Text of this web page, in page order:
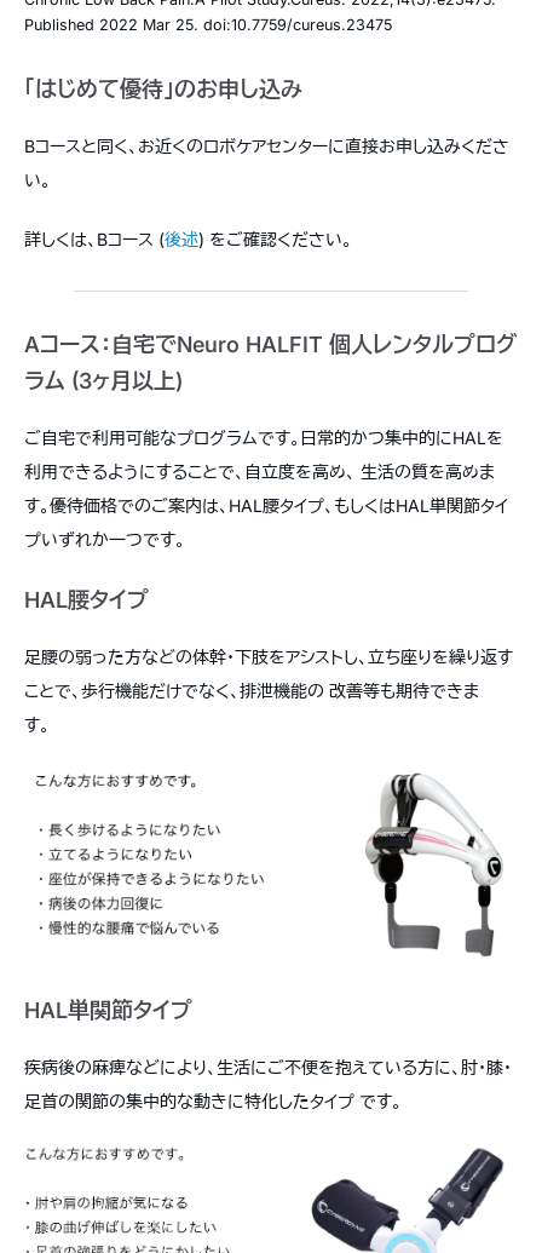
Published 2022 Mar 25. doi:10.7759/cureus.23475
「はじめて優待」のお申し込み
Bコースと同く、お近くのロボケアセンターに直接お申し込みくださ
い。
詳しくは、Bコース (後述) をご確認ください。
Aコース：自宅でNeuro HALFIT 個人レンタルプログ
ラム (3ヶ月以上)
ご自宅で利用可能なプログラムです。日常的かつ集中的にHALを
利用できるようにすることで、自立度を高め、 生活の質を高めま
す。優待価格でのご案内は、HAL腰タイプ、もしくはHAL単関節タイ
プいずれか一つです。
HAL腰タイプ
足腰の弱った方などの体幹・下肢をアシストし、立ち座りを繰り返す
ことで、歩行機能だけでなく、排泄機能の 改善等も期待できま
す。
HAL単関節タイプ
疾病後の麻痺などにより、生活にご不便を抱えている方に、肘・膝・
足首の関節の集中的な動きに特化したタイプ です。